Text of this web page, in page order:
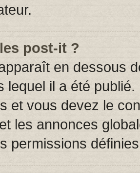
post-it ?
en dessous
lequel il a été
et vous devez le
les annonces
permissions